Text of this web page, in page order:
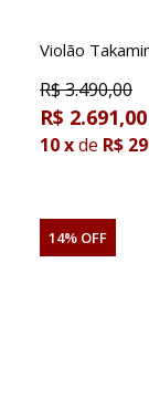
Violão
R$3.490,00
R$ 2.691,00
10xde R$
14% OFF